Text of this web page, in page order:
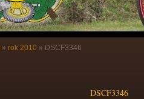
» rok 2010 » DSCF3346
DSCF3346